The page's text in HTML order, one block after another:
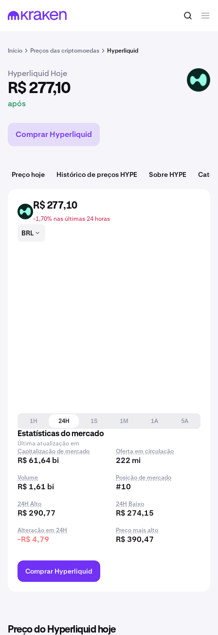
Início Preços das criptomoedas Hyperliquid
R$ 277,10 Comprar HYPE
Hyperliquid Hoje
R$ 277,10
após
HYPE
Comprar Hyperliquid
Preço hoje Histórico de preços HYPE Sobre HYPE
HYPE
R$ 277,10
-1,70% nas últimas 24 horas
BRL
1H 24H 1S 1M 1A
5A
Estatísticas do mercado
Última atualização em
Capitalização de mercado
R$ 61,64 bi
Oferta em circulação
222 mi
Volume
R$ 1,61 bi
Posição de mercado
#10
24H Alto
R$ 290,77
24H Baixo
R$ 274,15
Alteração em 24H
-R$ 4,79
Preço mais alto
R$ 390,47
Comprar Hyperliquid
Preço do Hyperliquid hoje